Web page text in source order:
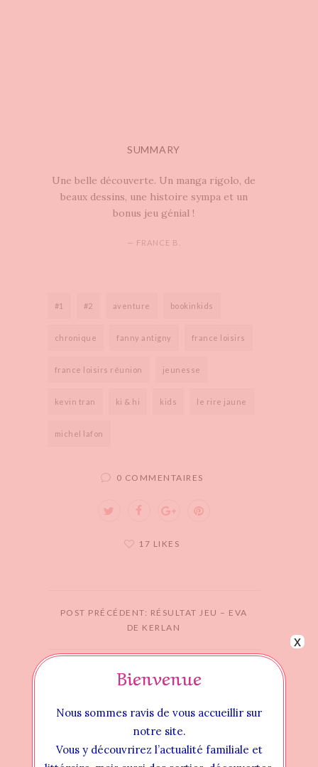
SUMMARY
Une belle découverte. Un manga rigolo, de
beaux dessins, une histoire sympa et un
bonus jeu génial !
— FRANCE B.
#1 #2 aventure bookinkids
chronique fanny antigny france loisirs
france loisirs réunion jeunesse
kevin tran ki & hi kids le rire jaune
michel lafon
0 COMMENTAIRES
17 LIKES
POST PRÉCÉDENT: RÉSULTAT JEU – EVA
DE KERLAN
POST SUIVANT: KI & HI, TOMES 3 & 4 –
KEVIN TRAN ET FANNY ANTIGNY
Articles similaires
Bienvenue
Nous sommes ravis de vous accueillir sur
notre site.
Vous y découvrirez l’actualité familiale et
x